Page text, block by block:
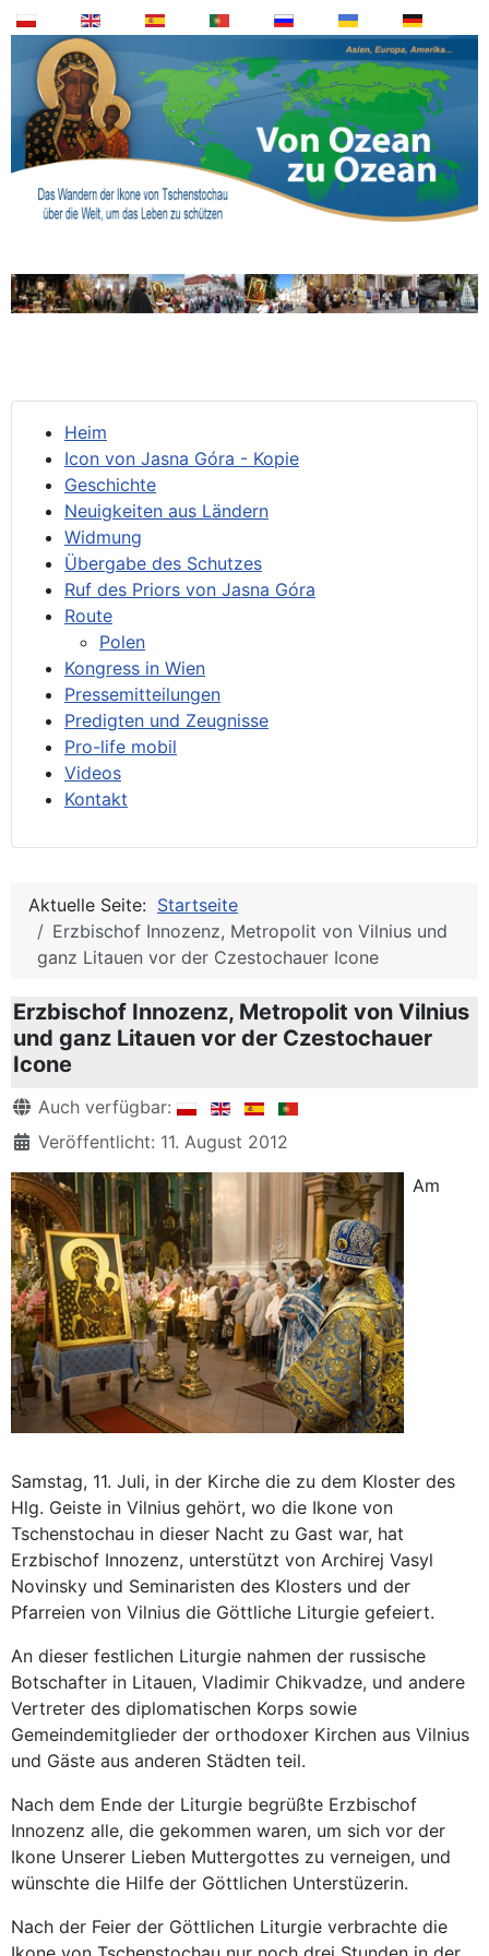
Heim
Icon von Jasna Góra - Kopie
Geschichte
Neuigkeiten aus Ländern
Widmung
Übergabe des Schutzes
Ruf des Priors von Jasna Góra
Route
Polen
Kongress in Wien
Pressemitteilungen
Predigten und Zeugnisse
Pro-life mobil
Videos
Kontakt
Aktuelle Seite: Startseite
Erzbischof Innozenz, Metropolit von Vilnius und
ganz Litauen vor der Czestochauer Icone
Erzbischof Innozenz, Metropolit von Vilnius
und ganz Litauen vor der Czestochauer
Icone
DetailsAuch verfügbar:
Veröffentlicht: 11. August 2012
Am
Samstag, 11. Juli, in der Kirche die zu dem Kloster des
Hlg. Geiste in Vilnius gehört, wo die Ikone von
Tschenstochau in dieser Nacht zu Gast war, hat
Erzbischof Innozenz, unterstützt von Archirej Vasyl
Novinsky und Seminaristen des Klosters und der
Pfarreien von Vilnius die Göttliche Liturgie gefeiert.
An dieser festlichen Liturgie nahmen der russische
Botschafter in Litauen, Vladimir Chikvadze, und andere
Vertreter des diplomatischen Korps sowie
Gemeindemitglieder der orthodoxer Kirchen aus Vilnius
und Gäste aus anderen Städten teil.
Nach dem Ende der Liturgie begrüßte Erzbischof
Innozenz alle, die gekommen waren, um sich vor der
Ikone Unserer Lieben Muttergottes zu verneigen, und
wünschte die Hilfe der Göttlichen Unterstüzerin.
Nach der Feier der Göttlichen Liturgie verbrachte die